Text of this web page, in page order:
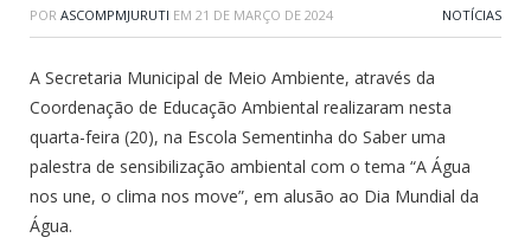
POR ASCOMPMJURUTI EM 21 DE MARÇO DE 2024 NOTÍCIAS
A Secretaria Municipal de Meio Ambiente, através da
Coordenação de Educação Ambiental realizaram nesta
quarta-feira (20), na Escola Sementinha do Saber uma
palestra de sensibilização ambiental com o tema “A Água
nos une, o clima nos move”, em alusão ao Dia Mundial da
Água.